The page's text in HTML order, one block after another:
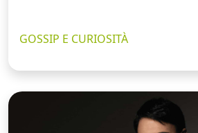
GOSSIP E CURIOSITÀ